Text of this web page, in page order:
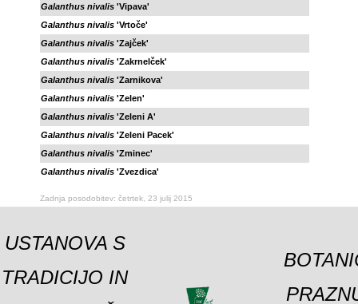
Galanthus nivalis 'Vipava'
Galanthus nivalis 'Vrtoče'
Galanthus nivalis 'Zajček'
Galanthus nivalis 'Zakrnelček'
Galanthus nivalis 'Zarnikova'
Galanthus nivalis 'Zelen'
Galanthus nivalis 'Zeleni A'
Galanthus nivalis 'Zeleni Pacek'
Galanthus nivalis 'Zminec'
Galanthus nivalis 'Zvezdica'
Zadnja posodobitev: četrtek, 23 julij 2015
USTANOVA S
TRADICIJO IN